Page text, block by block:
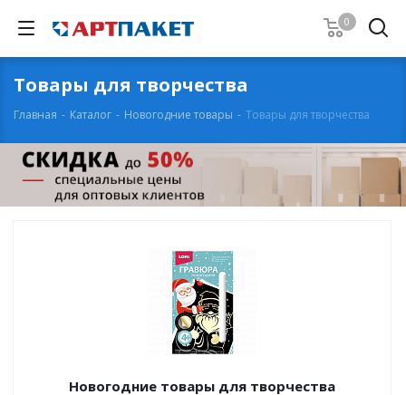
0
Товары для творчества
Главная - Каталог - Новогодние товары - Товары для творчества
Новогодние товары для творчества